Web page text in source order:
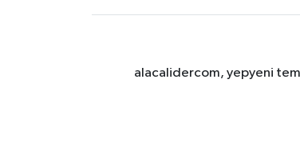
alacalidercom, yepyeni